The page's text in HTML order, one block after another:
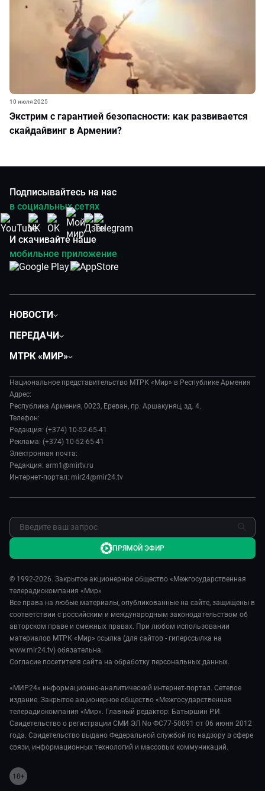
Экстрим с гарантией безопасности: как развивается
скайдайвинг в Армении?
10 июля 2025
Подписывайтесь на нас
в социальных сетях
И скачивайте наше
мобильное приложение
НОВОСТИ
Экономика
Происшествия
Наука и технологии
Культура
Спорт
ПЕРЕДАЧИ
Евразия. Культурно
Евразия. Регионы
Наши иностранцы
Пять причин поехать в...
Сделано в Содружестве
Я – волонтер
МТРК «МИР»
История
Руководство
Лица мира
Новости
Пресса о нас
Карьера
Национальное представительство МТРК «Мир» в Республике Армения
Адрес:
Республика Армения, 0023, Ереван, пр. Аршакуняц, зд. 4.
Телефон:
Редакция: (+374) 10-52-65-41
Реклама: (+374) 10-52-65-41
Электронная почта:
Редакция: arm1@mirtv.ru
Интернет-портал: mir24@mir24.tv
© 1992-2026. Закрытое акционерное общество «Межгосударственная
телерадиокомпания «Мир»
Все права на любые материалы, опубликованные на сайте, защищены в
соответствии с российским и международным законодательством об
авторском праве и смежных правах. При любом использовании
материалов МТРК «Мир» ссылка (для сайтов - гиперссылка на
www.mir24.tv) обязательна.
Согласие посетителя сайта на обработку персональных данных.
«МИР24» информационно-аналитический интернет-портал. Сетевое
издание. Закрытое акционерное общество «Межгосударственная
телерадиокомпания «Мир». Главный редактор: Батыршин Р.И.
Свидетельство о регистрации СМИ ЭЛ No ФС77-50091 от 06 июня 2012
года. Свидетельство выдано Федеральной службой по надзору в сфере
связи, информационных технологий и массовых коммуникаций.
ПРЯМОЙ ЭФИР